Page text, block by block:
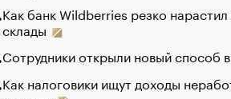
Как банк Wildberries резко
склады
Сотрудники открыли новый способ
Как налоговики ищут доходы